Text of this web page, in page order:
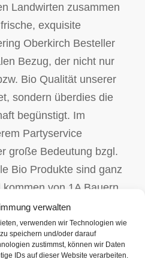
verwalten
verwenden wir Technologien wie
speichern und/oder darauf
zustimmst, können wir Daten
IDs auf dieser Website verarbeiten.
Landwirten zusammen
exquisite
Oberkirch Besteller
Bezug, der nicht nur
Bio Qualität unserer
sondern überdies die
begünstigt. Im
Partyservice
große Bedeutung bzgl.
Bio Produkte sind ganz
von 1A Bauern.
und planen Ihr
Ungeachtet dessen, ob